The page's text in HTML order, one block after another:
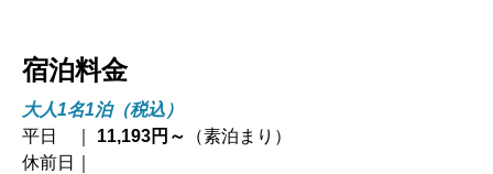
宿泊料金
大人1名1泊（税込）
平日 ｜
11,193円～
（素泊まり）
休前日｜